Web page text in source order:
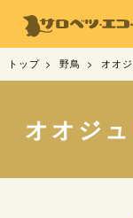
トップ 野鳥 オオ
オオジ